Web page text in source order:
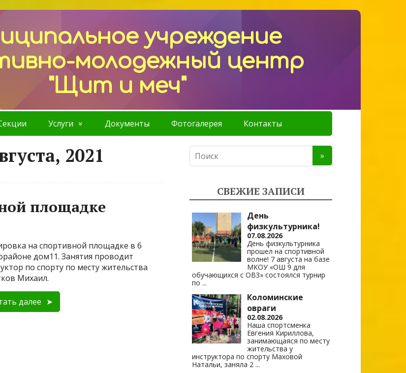
учреждение
молодежный центр
"Щит и меч"
Услуги Документы Фотогалерея Контакты
2021
площадке
на спортивной площадке в 6
дом11. Занятия проводит
по спорту по месту жительства
Михаил.
далее
СВЕЖИЕ ЗАПИСИ
День
физкультурника!
07.08.2026
День физкультурника
прошел на спортивной
волне! 7 августа на базе
МКОУ «ОШ 9 для
обучающихся с ОВЗ» состоялся турнир
по...
Коломинские
овраги
02.08.2026
Наша спортсменка
Евгения Кириллова,
занимающаяся по месту
жительства у
инструктора по спорту Маховой
Натальи, заняла 2 ...